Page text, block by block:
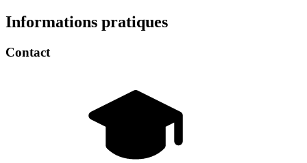
Informations pratiques
Contact